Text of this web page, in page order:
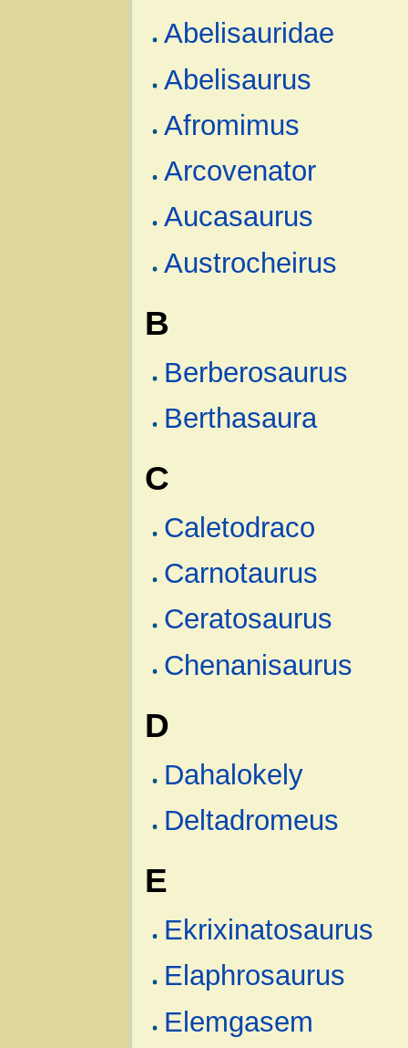
Abelisauridae
Abelisaurus
Afromimus
Arcovenator
Aucasaurus
Austrocheirus
B
Berberosaurus
Berthasaura
C
Caletodraco
Carnotaurus
Ceratosaurus
Chenanisaurus
D
Dahalokely
Deltadromeus
E
Ekrixinatosaurus
Elaphrosaurus
Elemgasem